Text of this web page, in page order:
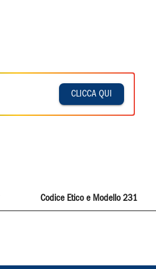
CLICCA QUI
Codice Etico e Modello 231